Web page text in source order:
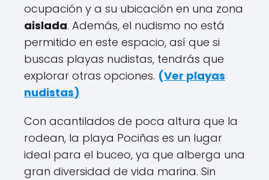
ocupación y a su ubicación en una zona
aislada. Además, el nudismo no está
permitido en este espacio, así que si
buscas playas nudistas, tendrás que
explorar otras opciones. (Ver playas
nudistas)
Con acantilados de poca altura que la
rodean, la playa Pociñas es un lugar
ideal para el buceo, ya que alberga una
gran diversidad de vida marina. Sin